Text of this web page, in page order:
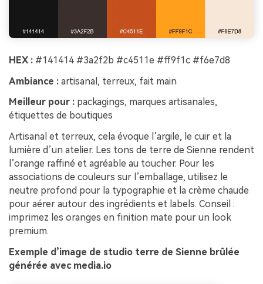
HEX : #141414 #3a2f2b #c4511e #ff9f1c #f6e7d8
Ambiance : artisanal, terreux, fait main
Meilleur pour : packagings, marques artisanales,
étiquettes de boutiques
Artisanal et terreux, cela évoque l’argile, le cuir et la
lumière d’un atelier. Les tons de terre de Sienne rendent
l’orange raffiné et agréable au toucher. Pour les
associations de couleurs sur l’emballage, utilisez le
neutre profond pour la typographie et la crème chaude
pour aérer autour des ingrédients et labels. Conseil :
imprimez les oranges en finition mate pour un look
premium.
Exemple d’image de studio terre de Sienne brûlée
générée avec media.io